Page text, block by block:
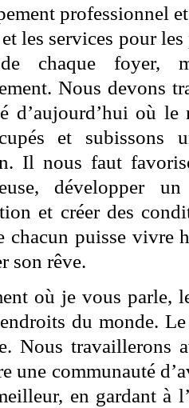
professionnel
les services pour
chaque foyer,
Nous devons
d’aujourd’hui où
et subissons
Il nous faut
développer
et créer des
chacun puisse vivre
son rêve.
où je vous parle,
du monde.
Nous travaillerons
une communauté
en gardant à